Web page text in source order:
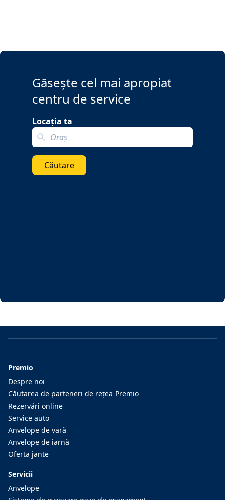
Găsește cel mai apropiat
centru de service
Locația ta
Search localization
Căutare
Premio
Despre noi
Căutarea de parteneri de reţea Premio
Rezervări online
Service auto
Anvelope de vară
Anvelope de iarnă
Oferta jante
Servicii
Anvelope